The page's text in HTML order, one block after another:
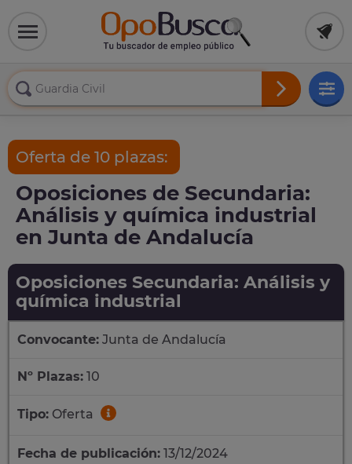
Oferta de 10 plazas:
Oposiciones de Secundaria:
Análisis y química industrial
en Junta de Andalucía
Oposiciones Secundaria: Análisis y
química industrial
Convocante: Junta de Andalucía
Nº Plazas: 10
Tipo: Oferta
Fecha de publicación: 13/12/2024